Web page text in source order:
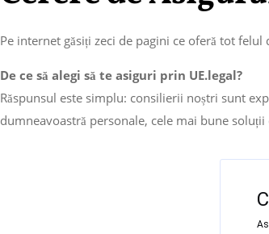
Pe internet găsiți zeci de pagini ce oferă tot
De ce să alegi să te asiguri prin UE.legal?
Răspunsul este simplu: consilierii noștri sunt
dumneavoastră personale, cele mai bune soluții